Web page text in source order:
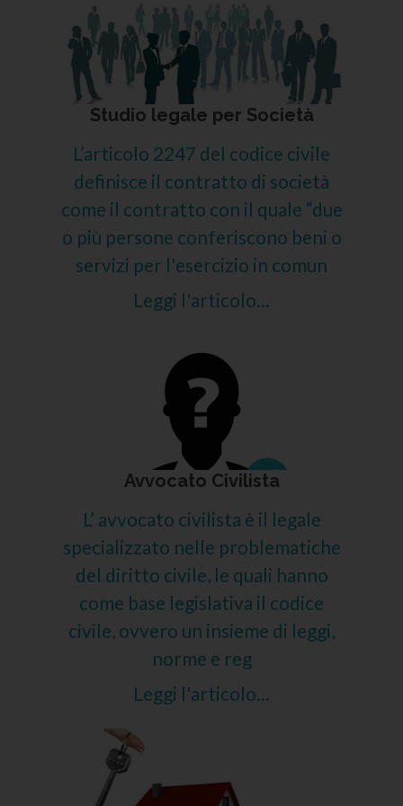
Studio legale per Società
L’articolo 2247 del codice civile
definisce il contratto di società
come il contratto con il quale “due
o più persone conferiscono beni o
servizi per l'esercizio in comun
Leggi l'articolo...
Avvocato Civilista
L’ avvocato civilista è il legale
specializzato nelle problematiche
del diritto civile, le quali hanno
come base legislativa il codice
civile, ovvero un insieme di leggi,
norme e reg
Leggi l'articolo...